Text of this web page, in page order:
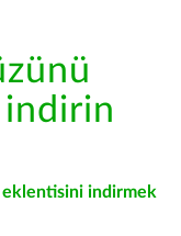
eklentisini indirmek